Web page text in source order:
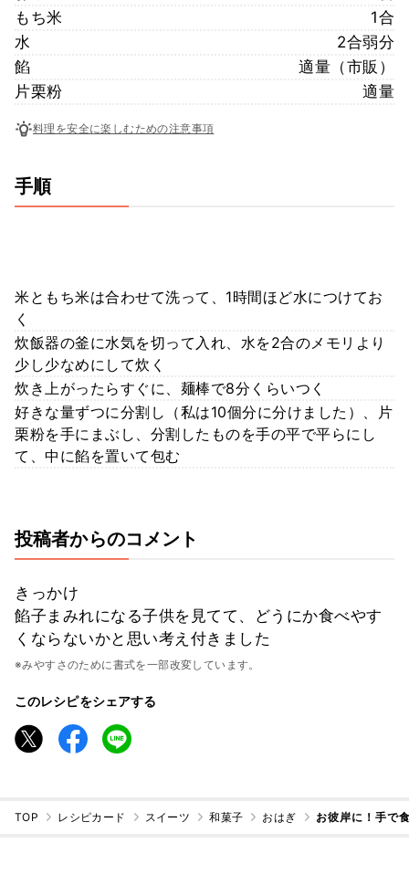
もち米
1合
水
2合弱分
餡
適量（市販）
片栗粉
適量
料理を安全に楽しむための注意事項
手順
米ともち米は合わせて洗って、1時間ほど水につけてお
く
炊飯器の釜に水気を切って入れ、水を2合のメモリより
少し少なめにして炊く
炊き上がったらすぐに、麺棒で8分くらいつく
好きな量ずつに分割し（私は10個分に分けました）、片
栗粉を手にまぶし、分割したものを手の平で平らにし
て、中に餡を置いて包む
投稿者からのコメント
きっかけ
餡子まみれになる子供を見てて、どうにか食べやす
くならないかと思い考え付きました
※みやすさのために書式を一部改変しています。
このレシピをシェアする
TOP レシピカード スイーツ 和菓子 おはぎ お彼岸に！手で